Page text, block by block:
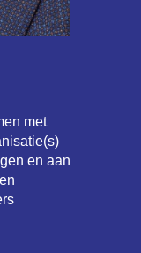
met
en aan